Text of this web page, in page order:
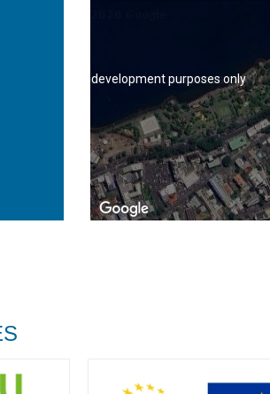
For development purposes only